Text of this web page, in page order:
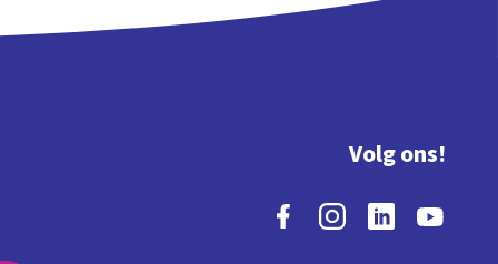
Volg ons!